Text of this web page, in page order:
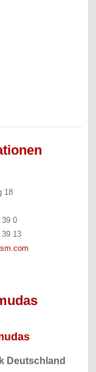
18
39 0
13
Deutschland